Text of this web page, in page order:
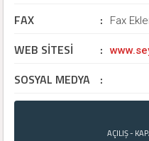
FAX : Fax
WEB SİTESİ :
SOSYAL MEDYA :
AÇILIŞ -